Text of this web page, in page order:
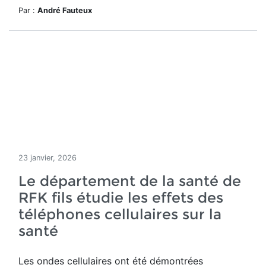
Par : André Fauteux
23 janvier, 2026
Le département de la santé de
RFK fils étudie les effets des
téléphones cellulaires sur la
santé
Les ondes cellulaires ont été démontrées